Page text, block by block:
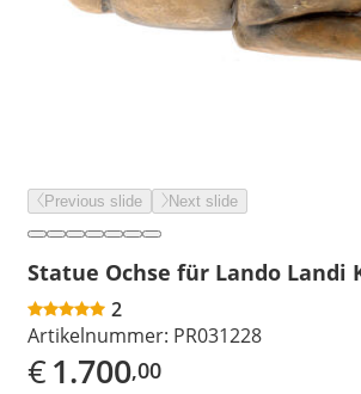
Previous slide Next slide
Statue Ochse für Lando Landi
2
Artikelnummer: PR031228
€1.700,00